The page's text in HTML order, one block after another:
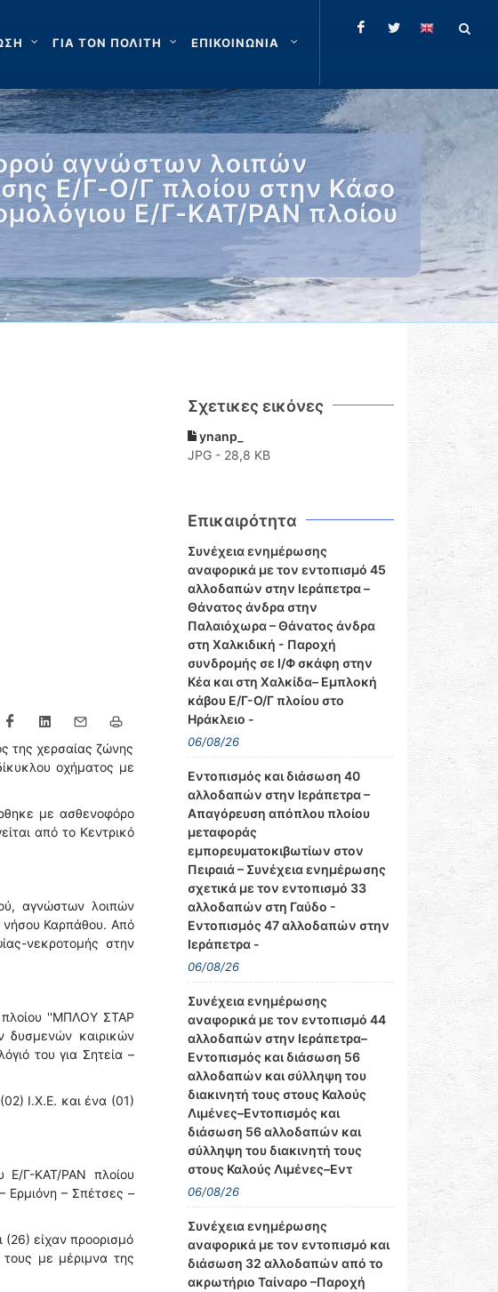
ΓΙΑ ΤΟΝ ΠΟΛΙΤΗ ΕΠΙΚΟΙΝΩΝΙΑ
αγνώστων λοιπών
Ε/Γ-Ο/Γ πλοίου στην Κάσο
Ε/Γ-ΚΑΤ/ΡΑΝ πλοίου
της χερσαίας ζώνης
οχήματος με
με ασθενοφόρο
από το Κεντρικό
αγνώστων λοιπών
νήσου Καρπάθου. Από
νεκροτομής στην
πλοίου ''ΜΠΛΟΥ ΣΤΑΡ
δυσμενών καιρικών
του για Σητεία –
Ι.Χ.Ε. και ένα (01)
Ε/Γ-ΚΑΤ/ΡΑΝ πλοίου
Ερμιόνη – Σπέτσες –
(26) είχαν προορισμό
με μέριμνα της
Σχετικες εικόνες
ynanp_
JPG - 28,8 KB
Επικαιρότητα
Συνέχεια ενημέρωσης
αναφορικά με τον εντοπισμό 45
αλλοδαπών στην Ιεράπετρα –
Θάνατος άνδρα στην
Παλαιόχωρα – Θάνατος άνδρα
στη Χαλκιδική - Παροχή
συνδρομής σε Ι/Φ σκάφη στην
Κέα και στη Χαλκίδα– Εμπλοκή
κάβου Ε/Γ-Ο/Γ πλοίου στο
Ηράκλειο -
06/08/26
Εντοπισμός και διάσωση 40
αλλοδαπών στην Ιεράπετρα –
Απαγόρευση απόπλου πλοίου
μεταφοράς
εμπορευματοκιβωτίων στον
Πειραιά – Συνέχεια ενημέρωσης
σχετικά με τον εντοπισμό 33
αλλοδαπών στη Γαύδο -
Εντοπισμός 47 αλλοδαπών στην
Ιεράπετρα -
06/08/26
Συνέχεια ενημέρωσης
αναφορικά με τον εντοπισμό 44
αλλοδαπών στην Ιεράπετρα–
Εντοπισμός και διάσωση 56
αλλοδαπών και σύλληψη του
διακινητή τους στους Καλούς
Λιμένες–Εντοπισμός και
διάσωση 56 αλλοδαπών και
σύλληψη του διακινητή τους
στους Καλούς Λιμένες–Εντ
06/08/26
Συνέχεια ενημέρωσης
αναφορικά με τον εντοπισμό και
διάσωση 32 αλλοδαπών από το
ακρωτήριο Ταίναρο –Παροχή